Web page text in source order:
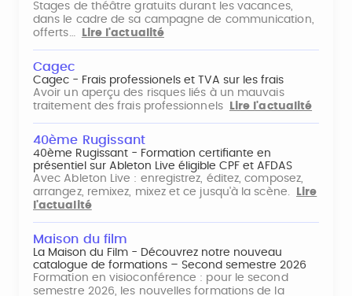
Stages de théâtre gratuits durant les vacances,
dans le cadre de sa campagne de communication,
offerts…
Lire l'actualité
Cagec
Cagec - Frais professionels et TVA sur les frais
Avoir un aperçu des risques liés à un mauvais
traitement des frais professionnels
Lire l'actualité
40ème Rugissant
40ème Rugissant - Formation certifiante en
présentiel sur Ableton Live éligible CPF et AFDAS
Avec Ableton Live : enregistrez, éditez, composez,
arrangez, remixez, mixez et ce jusqu'à la scène.
Lire
l'actualité
Maison du film
La Maison du Film - Découvrez notre nouveau
catalogue de formations – Second semestre 2026
Formation en visioconférence : pour le second
semestre 2026, les nouvelles formations de la